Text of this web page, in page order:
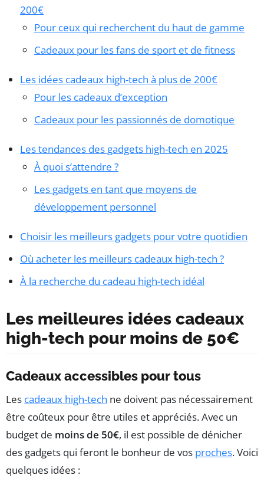
200€
Pour ceux qui recherchent du haut de gamme
Cadeaux pour les fans de sport et de fitness
Les idées cadeaux high-tech à plus de 200€
Pour les cadeaux d’exception
Cadeaux pour les passionnés de domotique
Les tendances des gadgets high-tech en 2025
À quoi s’attendre ?
Les gadgets en tant que moyens de
développement personnel
Choisir les meilleurs gadgets pour votre quotidien
Où acheter les meilleurs cadeaux high-tech ?
À la recherche du cadeau high-tech idéal
Les meilleures idées cadeaux
high-tech pour moins de 50€
Cadeaux accessibles pour tous
Les cadeaux high-tech ne doivent pas nécessairement
être coûteux pour être utiles et appréciés. Avec un
budget de moins de 50€, il est possible de dénicher
des gadgets qui feront le bonheur de vos proches. Voici
quelques idées :